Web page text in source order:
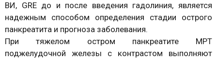
ВИ, GRE до и после введения гадолиния, является
надежным способом определения стадии острого
панкреатита и прогноза заболевания.
При тяжелом остром панкреатите МРТ
поджелудочной железы с контрастом выполняют